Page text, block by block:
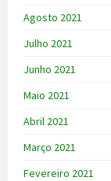
Agosto 2021
Julho 2021
Junho 2021
Maio 2021
Abril 2021
Março 2021
Fevereiro 2021